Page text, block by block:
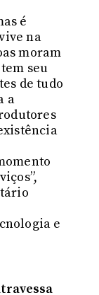
é
na
moram
seu
de tudo
a
e